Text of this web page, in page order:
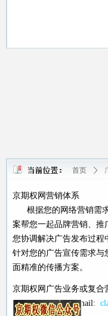
京期权网营销体系
根据您的网络营销需
案帮您一起品牌营销、推
您协调解决广告发布过程
针对您的广告宣传需求与
面精准的传播方案。
京期权网广告业务或复合
18911610567 Email:
首页 ꄲ